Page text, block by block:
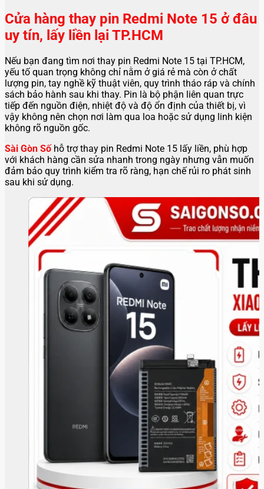
Cửa hàng thay pin Redmi Note 15 ở đâu
uy tín, lấy liền lại TP.HCM
Nếu bạn đang tìm nơi thay pin Redmi Note 15 tại TP.HCM,
yếu tố quan trọng không chỉ nằm ở giá rẻ mà còn ở chất
lượng pin, tay nghề kỹ thuật viên, quy trình tháo ráp và chính
sách bảo hành sau khi thay. Pin là bộ phận liên quan trực
tiếp đến nguồn điện, nhiệt độ và độ ổn định của thiết bị, vì
vậy không nên chọn nơi làm qua loa hoặc sử dụng linh kiện
không rõ nguồn gốc.
Sài Gòn Sốhỗ trợ thay pin Redmi Note 15 lấy liền, phù hợp
với khách hàng cần sửa nhanh trong ngày nhưng vẫn muốn
đảm bảo quy trình kiểm tra rõ ràng, hạn chế rủi ro phát sinh
sau khi sử dụng.